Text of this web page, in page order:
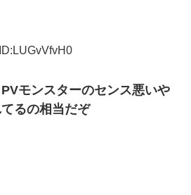
ID:LUGvVfvH0
モンスターのセンス悪いや
るの相当だぞ